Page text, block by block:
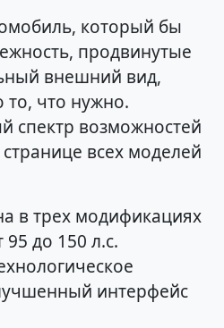
который бы
продвинутые
внешний вид,
то, что нужно.
спектр возможностей
всех моделей
в трех модификациях
до 150 л.с.
интерфейс